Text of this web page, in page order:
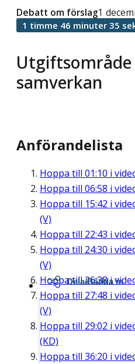
samverkan
Debatt om förslag1
1 timme 46 minuter 35
Anförandelista
Hoppa till 01:10 i
Hoppa till 06:58 i
Hoppa till 15:42 i
(V)
Hoppa till 22:43 i
Hoppa till 24:30 i
(V)
Hoppa till26:38i
Hoppa till 27:48 i
(V)
Hoppa till 29:02 i
(KD)
Hoppa till 36:20 i
Dela/Bädda in